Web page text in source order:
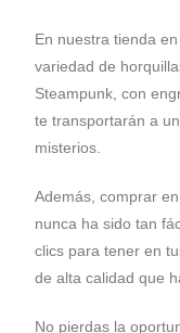
En nuestra tienda
variedad de
Steampunk, con
te transportarán a
misterios.
Además, comprar
nunca ha sido tan
clics para tener en
de alta calidad que
No pierdas la